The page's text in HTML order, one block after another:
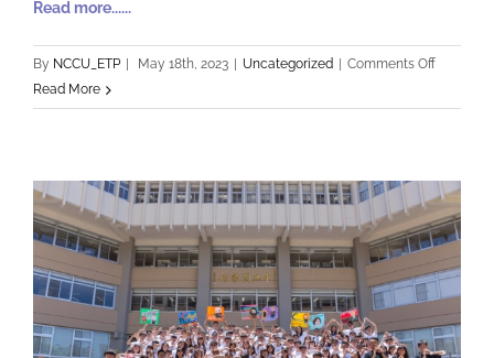
Read more......
By NCCU_ETP May 18th, 2023 Uncategorized Comments Offon
學
第
2
學
期
英
語
商
Read More